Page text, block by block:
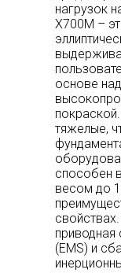
нагрузок
X700M –
основе
тяжелые,
способен
весом до
(EMS) и